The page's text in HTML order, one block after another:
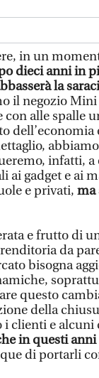
in un
dieci anni in
la
il negozio
alle spalle
dell’economia
infatti, a
ai gadget e ai
e privati, ma
e frutto di
da
bisogna
questo
della
i clienti e alcuni
in questi
di portarli